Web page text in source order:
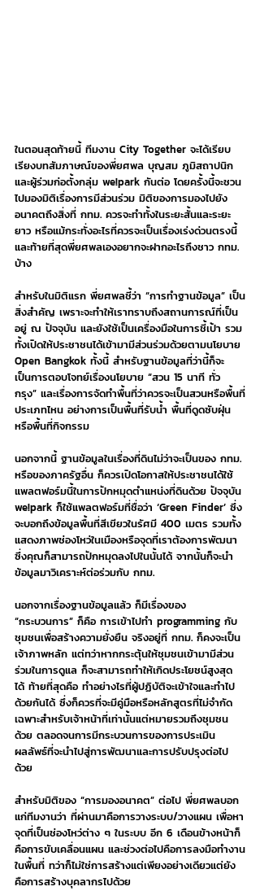
ในตอนสุดท้ายนี้ ทีมงาน City Together จะได้เรียบ
เรียงบทสัมภาษณ์ของพี่ยศพล บุญสม ภูมิสถาปนิก
และผู้ร่วมก่อตั้งกลุ่ม we!park กันต่อ โดยครั้งนี้จะชวน
ไปมองมิติเรื่องการมีส่วนร่วม มิติของการมองไปยัง
อนาคตถึงสิ่งที่ กทม. ควรจะทำทั้งในระยะสั้นและระยะ
ยาว หรือแม้กระทั่งอะไรที่ควรจะเป็นเรื่องเร่งด่วนตรงนี้
และท้ายที่สุดพี่ยศพลเองอยากจะฝากอะไรถึงชาว กทม.
บ้าง
สำหรับในมิติแรก พี่ยศพลชี้ว่า “การทำฐานข้อมูล” เป็น
สิ่งสำคัญ เพราะจะทำให้เราทราบถึงสถานการณ์ที่เป็น
อยู่ ณ ปัจจุบัน และยังใช้เป็นเครื่องมือในการชี้เป้า รวม
ทั้งเปิดให้ประชาชนได้เข้ามามีส่วนร่วมด้วยตามนโยบาย
Open Bangkok ทั้งนี้ สำหรับฐานข้อมูลที่ว่านี้ก็จะ
เป็นการตอบโจทย์เรื่องนโยบาย “สวน 15 นาที ทั่ว
กรุง” และเรื่องการจัดทำพื้นที่ว่าควรจะเป็นสวนหรือพื้นที่
ประเภทไหน อย่างการเป็นพื้นที่รับน้ำ พื้นที่ดูดซับฝุ่น
หรือพื้นที่กิจกรรม
นอกจากนี้ ฐานข้อมูลในเรื่องที่ดินไม่ว่าจะเป็นของ กทม.
หรือของภาครัฐอื่น ก็ควรเปิดโอกาสให้ประชาชนได้ใช้
แพลตฟอร์มนี้ในการปักหมุดตำแหน่งที่ดินด้วย ปัจจุบัน
we!park ก็ใช้แพลตฟอร์มที่ชื่อว่า ‘Green Finder’ ซึ่ง
จะบอกถึงข้อมูลพื้นที่สีเขียวในรัศมี 400 เมตร รวมทั้ง
แสดงภาพช่องโหว่ในเมืองหรือจุดที่เราต้องการพัฒนา
ซึ่งคุณก็สามารถปักหมุดลงไปในนั้นได้ จากนั้นก็จะนำ
ข้อมูลมาวิเคราะห์ต่อร่วมกับ กทม.
นอกจากเรื่องฐานข้อมูลแล้ว ก็มีเรื่องของ
“กระบวนการ” ก็คือ การเข้าไปทำ programming กับ
ชุมชนเพื่อสร้างความยั่งยืน จริงอยู่ที่ กทม. ก็คงจะเป็น
เจ้าภาพหลัก แต่ทว่าหากกระตุ้นให้ชุมชนเข้ามามีส่วน
ร่วมในการดูแล ก็จะสามารถทำให้เกิดประโยชน์สูงสุด
ได้ ท้ายที่สุดคือ ทำอย่างไรที่ผู้ปฏิบัติจะเข้าใจและทำไป
ด้วยกันได้ ซึ่งก็ควรที่จะมีคู่มือหรือหลักสูตรที่ไม่จำกัด
เฉพาะสำหรับเจ้าหน้าที่เท่านั้นแต่หมายรวมถึงชุมชน
ด้วย ตลอดจนการมีกระบวนการของการประเมิน
ผลลัพธ์ที่จะนำไปสู่การพัฒนาและการปรับปรุงต่อไป
ด้วย
สำหรับมิติของ “การมองอนาคต” ต่อไป พี่ยศพลบอก
แก่ทีมงานว่า ที่ผ่านมาคือการวางระบบ/วางแผน เพื่อหา
จุดที่เป็นช่องโหว่ต่าง ๆ ในระบบ อีก 6 เดือนข้างหน้าก็
คือการขับเคลื่อนแผน และช่วงต่อไปคือการลงมือทำงาน
ในพื้นที่ ทว่าก็ไม่ใช่การสร้างแต่เพียงอย่างเดียวแต่ยัง
คือการสร้างบุคลากรไปด้วย